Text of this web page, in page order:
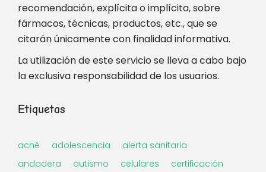
recomendación, explícita o implícita, sobre
fármacos, técnicas, productos, etc., que se
citarán únicamente con finalidad informativa.
La utilización de este servicio se lleva a cabo bajo
la exclusiva responsabilidad de los usuarios.
Etiquetas
acné adolescencia
alerta sanitaria
andadera
autismo celulares
certificación